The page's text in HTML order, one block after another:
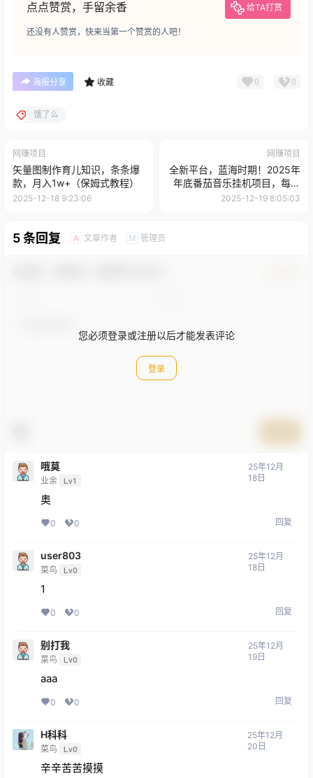
点点赞赏，手留余香 给TA打赏
还没有人赞赏，快来当第一个赞赏的人吧！
海报分享 收藏 0 0
饿了么
网赚项目
矢量图制作育儿知识，条条爆
款，月入1w+（保姆式教程）
2025-12-18 9:23:06
网赚项目
全新平台，蓝海时期！2025年
年底番茄音乐挂机项目，每天
几分钟，月入1000＋，可矩阵
2025-12-19 8:05:03
5 条回复 A 文章作者 M 管理员
您必须登录或注册以后才能发表评论
登录
哦莫
业余 Lv1
25年12月
18日
奥
0 0 回复
user803
菜鸟 Lv0
25年12月
18日
1
0 0 回复
别打我
菜鸟 Lv0
25年12月
19日
aaa
0 0 回复
H科科
菜鸟 Lv0
25年12月
20日
辛辛苦苦摸摸